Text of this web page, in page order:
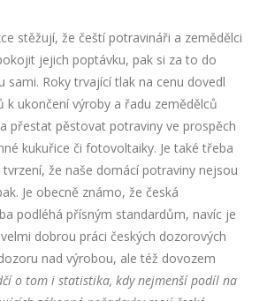
stěžují, že čeští potravináři a zemědělci
jejich poptávku, pak si za to do
sami. Roky trvající tlak na cenu dovedl
ukončení výroby a řadu zemědělců
přestat pěstovat potraviny ve prospěch
kukuřice či fotovoltaiky. Je také třeba
že naše domácí potraviny nejsou
Je obecně známo, že česká
podléhá přísným standardům, navíc je
dobrou práci českých dozorových
nad výrobou, ale též dovozem
o tom i statistika, kdy nejmenší podíl na